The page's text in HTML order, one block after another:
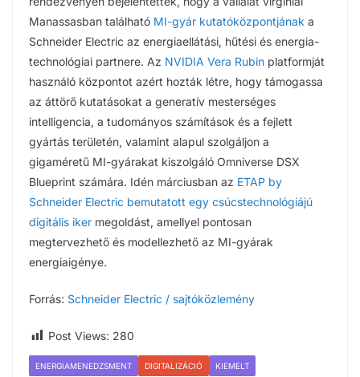
Manassasban található MI-gyár kutatóközpontjának a
Schneider Electric az energiaellátási, hűtési és energia-
technológiai partnere. Az NVIDIA Vera Rubin platformját
használó központot azért hozták létre, hogy támogassa
az áttörő kutatásokat a generatív mesterséges
intelligencia, a tudományos számítások és a fejlett
gyártás területén, valamint alapul szolgáljon a
gigaméretű MI-gyárakat kiszolgáló Omniverse DSX
Blueprint számára. Idén márciusban az ETAP by
Schneider Electric bemutatott egy csúcstechnológiájú
digitális iker megoldást, amellyel pontosan
megtervezhető és modellezhető az MI-gyárak
energiaigénye.
Forrás: Schneider Electric / sajtóközlemény
Post Views: 280
ENERGIAMENEDZSMENT DIGITALIZÁCIÓ KIEMELT